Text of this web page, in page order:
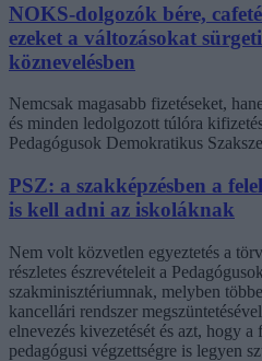
NOKS-dolgozók bére,
ezeket a változásokat
köznevelésben
Nemcsak magasabb fizetéseket,
és minden ledolgozott túlóra
Pedagógusok Demokratikus
PSZ: a szakképzésben a
is kell adni az iskoláknak
Nem volt közvetlen egyeztetés a
részletes észrevételeit a
szakminisztériumnak, melyben
kancellári rendszer
elnevezés kivezetését és azt, hogy
pedagógusi végzettségre is legyen